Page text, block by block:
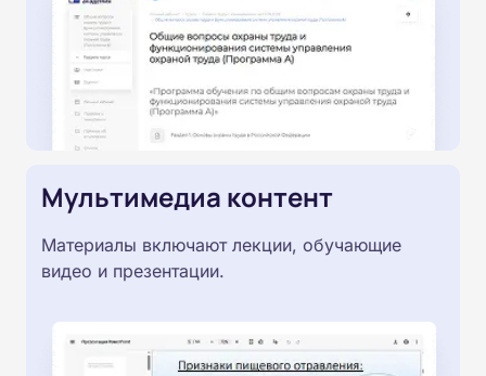
Мультимедиа контент
Материалы включают лекции, обучающие
видео и презентации.